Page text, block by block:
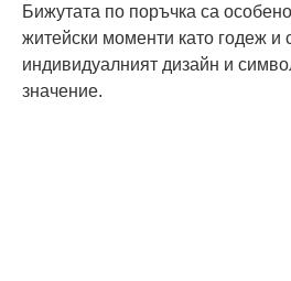
Бижутата по поръчка са
житейски моменти като годеж и
индивидуалният дизайн и
значение.